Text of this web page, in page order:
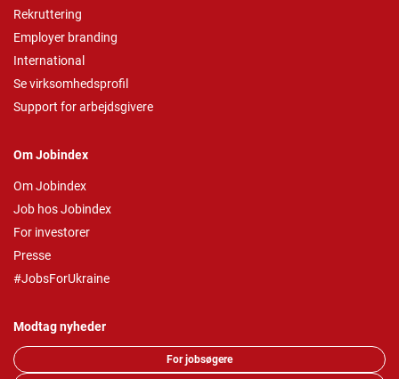
Rekruttering
Employer branding
International
Se virksomhedsprofil
Support for arbejdsgivere
Om Jobindex
Om Jobindex
Job hos Jobindex
For investorer
Presse
#JobsForUkraine
Modtag nyheder
For jobsøgere